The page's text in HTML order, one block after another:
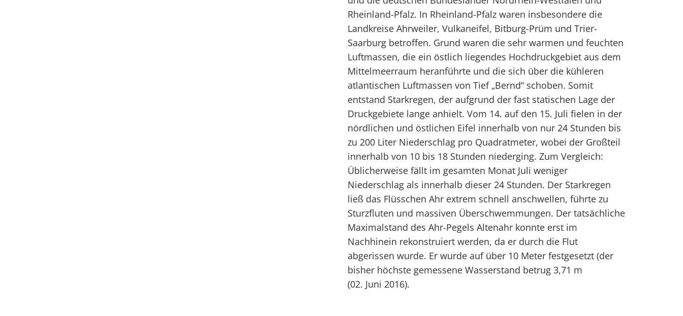
Rheinland-Pfalz. In Rheinland-Pfalz waren insbesondere die
Landkreise Ahrweiler, Vulkaneifel, Bitburg-Prüm und Trier-
Saarburg betroffen. Grund waren die sehr warmen und feuchten
Luftmassen, die ein östlich liegendes Hochdruckgebiet aus dem
Mittelmeerraum heranführte und die sich über die kühleren
atlantischen Luftmassen von Tief „Bernd“ schoben. Somit
entstand Starkregen, der aufgrund der fast statischen Lage der
Druckgebiete lange anhielt. Vom 14. auf den 15. Juli fielen in der
nördlichen und östlichen Eifel innerhalb von nur 24 Stunden bis
zu 200 Liter Niederschlag pro Quadratmeter, wobei der Großteil
innerhalb von 10 bis 18 Stunden niederging. Zum Vergleich:
Üblicherweise fällt im gesamten Monat Juli weniger
Niederschlag als innerhalb dieser 24 Stunden. Der Starkregen
ließ das Flüsschen Ahr extrem schnell anschwellen, führte zu
Sturzfluten und massiven Überschwemmungen. Der tatsächliche
Maximalstand des Ahr-Pegels Altenahr konnte erst im
Nachhinein rekonstruiert werden, da er durch die Flut
abgerissen wurde. Er wurde auf über 10 Meter festgesetzt (der
bisher höchste gemessene Wasserstand betrug 3,71 m
(02. Juni 2016).